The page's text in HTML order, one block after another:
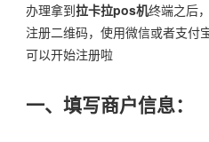
办理拿到拉卡拉pos机终端之后
注册二维码，使用微信或者支付
可以开始注册啦
一、填写商户信息：